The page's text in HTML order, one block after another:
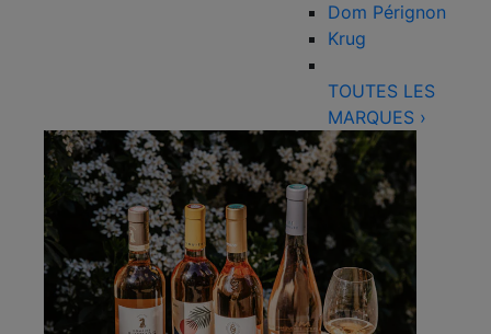
Dom Pérignon
Krug
TOUTES LES
MARQUES ›